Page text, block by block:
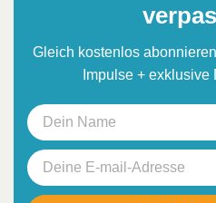
Gleich kostenlos
Impulse +